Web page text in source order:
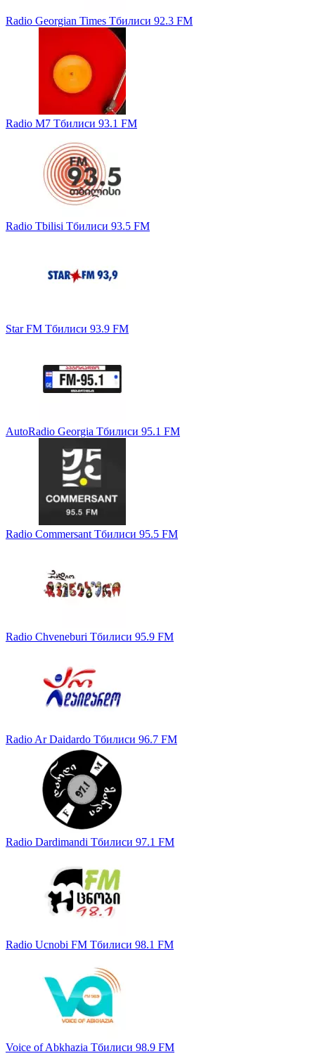
Radio Georgian Times Тбилиси 92.3 FM
Radio M7 Тбилиси 93.1 FM
Radio Tbilisi Тбилиси 93.5 FM
Star FM Тбилиси 93.9 FM
AutoRadio Georgia Тбилиси 95.1 FM
Radio Commersant Тбилиси 95.5 FM
Radio Chveneburi Тбилиси 95.9 FM
Radio Ar Daidardo Тбилиси 96.7 FM
Radio Dardimandi Тбилиси 97.1 FM
Radio Ucnobi FM Тбилиси 98.1 FM
Voice of Abkhazia Тбилиси 98.9 FM